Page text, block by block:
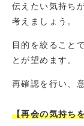
伝えたい気持ち
考えましょう。
目的を絞ること
とが望めます。
再確認を行い、
【再会の気持ち